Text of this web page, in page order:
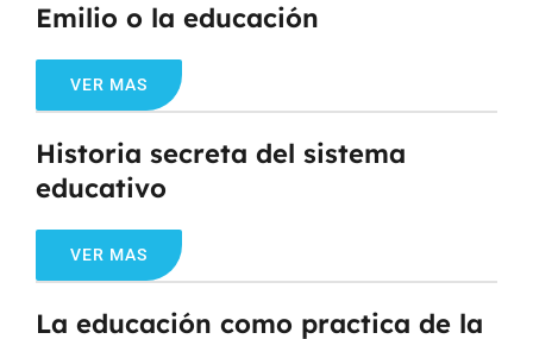
Emilio o la educación
VER MAS
Historia secreta del sistema
educativo
VER MAS
La educación como practica de la